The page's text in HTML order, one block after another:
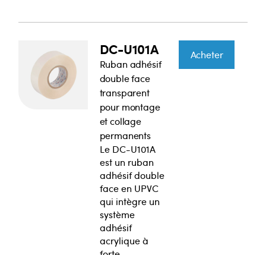
DC-U101A
Ruban adhésif
double face
transparent
pour montage
et collage
permanents
Le DC-U101A
est un ruban
adhésif double
face en UPVC
qui intègre un
système
adhésif
acrylique à
Acheter